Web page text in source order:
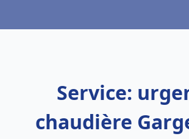
Service:
chaudière